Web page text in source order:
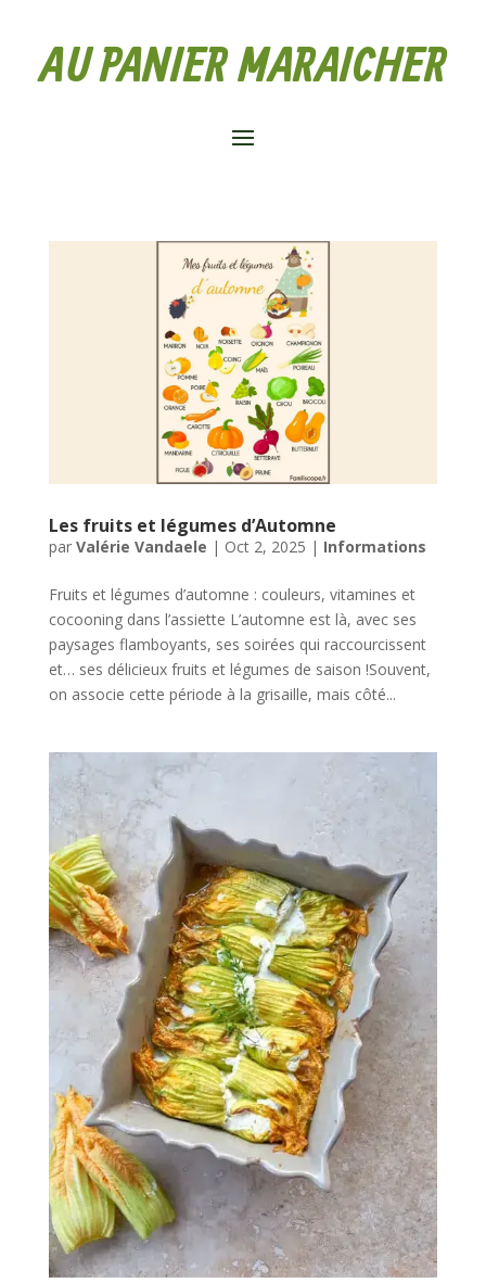
AU PANIER MARAICHER
Les fruits et légumes d’Automne
par Valérie Vandaele | Oct 2, 2025 | Informations
Fruits et légumes d’automne : couleurs, vitamines et
cocooning dans l’assiette L’automne est là, avec ses
paysages flamboyants, ses soirées qui raccourcissent
et… ses délicieux fruits et légumes de saison !Souvent,
on associe cette période à la grisaille, mais côté...